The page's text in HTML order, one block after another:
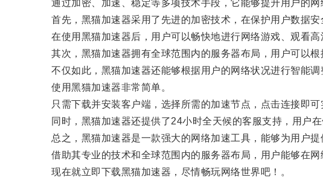
通过加密、加速、稳定等多项技术手段，它能够提升用户的网
首先，黑猫加速器采用了先进的加密技术，在保护用户数据安
在使用黑猫加速器后，用户可以畅快地进行网络游戏、观看高
其次，黑猫加速器拥有全球范围内的服务器布局，用户可以根
不仅如此，黑猫加速器还能够根据用户的网络状况进行智能调
使用黑猫加速器非常简单。
只需下载并安装客户端，选择所需的加速节点，点击连接即可
同时，黑猫加速器还提供了24小时全天候的客服支持，用户在
总之，黑猫加速器是一款强大的网络加速工具，能够为用户提
借助其专业的技术和全球范围内的服务器布局，用户能够在网
现在就立即下载黑猫加速器，尽情畅玩网络世界吧！。